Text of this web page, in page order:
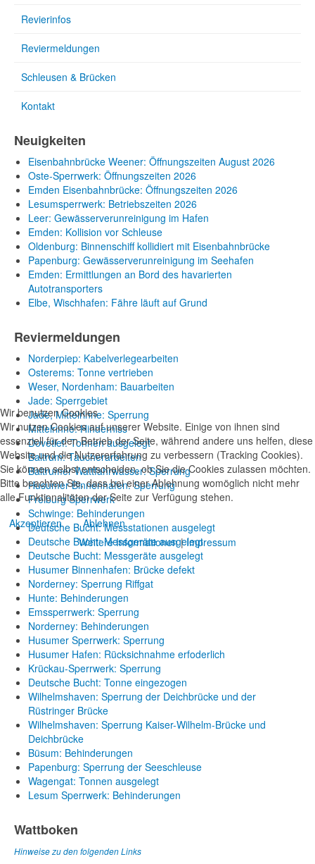
Revierinfos
Reviermeldungen
Schleusen & Brücken
Kontakt
Neuigkeiten
Eisenbahnbrücke Weener: Öffnungszeiten August 2026
Oste-Sperrwerk: Öffnungszeiten 2026
Emden Eisenbahnbrücke: Öffnungszeiten 2026
Lesumsperrwerk: Betriebszeiten 2026
Leer: Gewässerverunreinigung im Hafen
Emden: Kollision vor Schleuse
Oldenburg: Binnenschiff kollidiert mit Eisenbahnbrücke
Papenburg: Gewässerverunreinigung im Seehafen
Emden: Ermittlungen an Bord des havarierten
Autotransporters
Elbe, Wischhafen: Fähre läuft auf Grund
Reviermeldungen
Norderpiep: Kabelverlegearbeiten
Osterems: Tonne vertrieben
Weser, Nordenham: Bauarbeiten
Jade: Sperrgebiet
Jade, Mittelrinne: Sperrung
Mittelrinne: Hinderniss
Dovetief: Tonnen ausgelegt
Baltrum: Taucherarbeiten
Baltrumer Wattfahrwasser: Sperrung
Husumer Binnenhafen: Sperrung
Freiburg Sperrwerk
Schwinge: Behinderungen
Deutsche Bucht: Messstationen ausgelegt
Deutsche Bucht: Messgeräte ausgelegt
Deutsche Bucht: Messgeräte ausgelegt
Husumer Binnenhafen: Brücke defekt
Norderney: Sperrung Riffgat
Hunte: Behinderungen
Emssperrwerk: Sperrung
Norderney: Behinderungen
Husumer Sperrwerk: Sperrung
Husumer Hafen: Rücksichnahme erfoderlich
Krückau-Sperrwerk: Sperrung
Deutsche Bucht: Tonne eingezogen
Wilhelmshaven: Sperrung der Deichbrücke und der
Rüstringer Brücke
Wilhelmshaven: Sperrung Kaiser-Wilhelm-Brücke und
Deichbrücke
Büsum: Behinderungen
Papenburg: Sperrung der Seeschleuse
Wagengat: Tonnen ausgelegt
Lesum Sperrwerk: Behinderungen
Wattboken
Hinweise zu den folgenden Links
Wir benutzen Cookies
Wir nutzen Cookies auf unserer Website. Einige von ihnen sind
essenziell für den Betrieb der Seite, während andere uns helfen, diese
Website und die Nutzererfahrung zu verbessern (Tracking Cookies).
Sie können selbst entscheiden, ob Sie die Cookies zulassen möchten.
Bitte beachten Sie, dass bei einer Ablehnung womöglich nicht mehr
alle Funktionalitäten der Seite zur Verfügung stehen.
Akzeptieren
Ablehnen
Weitere Informationen|Impressum